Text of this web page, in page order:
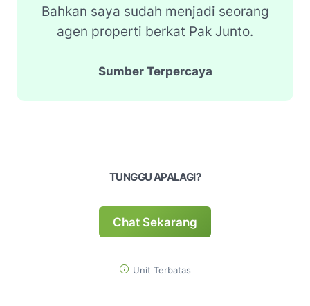
Bahkan saya sudah menjadi seorang
agen properti berkat Pak Junto.
Sumber Terpercaya
TUNGGU APALAGI?
Chat Sekarang
Unit Terbatas